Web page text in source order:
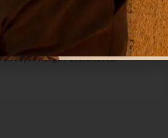
que sólo invierta en productos
a sus conocimientos y
y que no invierta en instrumentos
cuyos riesgos desconozca.